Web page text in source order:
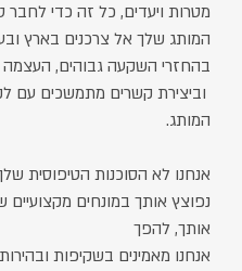
מטרות ויעדים, כל זה כדי לחבר
המותג שלך אל צרכנים בארץ
בהחזרי השקעה גבוהים,
וביצירת קשרים מתמשכים עם
המותג.
אנחנו לא הסוכנות הטיפוסית
נפוצץ אותך במונחים מקצועיים
אותך, להפך
אנחנו מאמינים בשקיפות